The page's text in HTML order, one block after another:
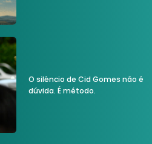
O silêncio de Cid Gomes não é
dúvida. É método.